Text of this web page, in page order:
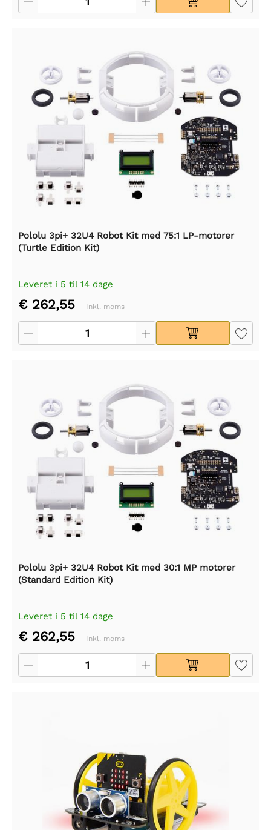
Pololu 3pi+ 32U4 Robot Kit med 75:1 LP-motorer
(Turtle Edition Kit)
Leveret i 5 til 14 dage
€ 262,55 Inkl. moms
Pololu 3pi+ 32U4 Robot Kit med 30:1 MP motorer
(Standard Edition Kit)
Leveret i 5 til 14 dage
€ 262,55 Inkl. moms